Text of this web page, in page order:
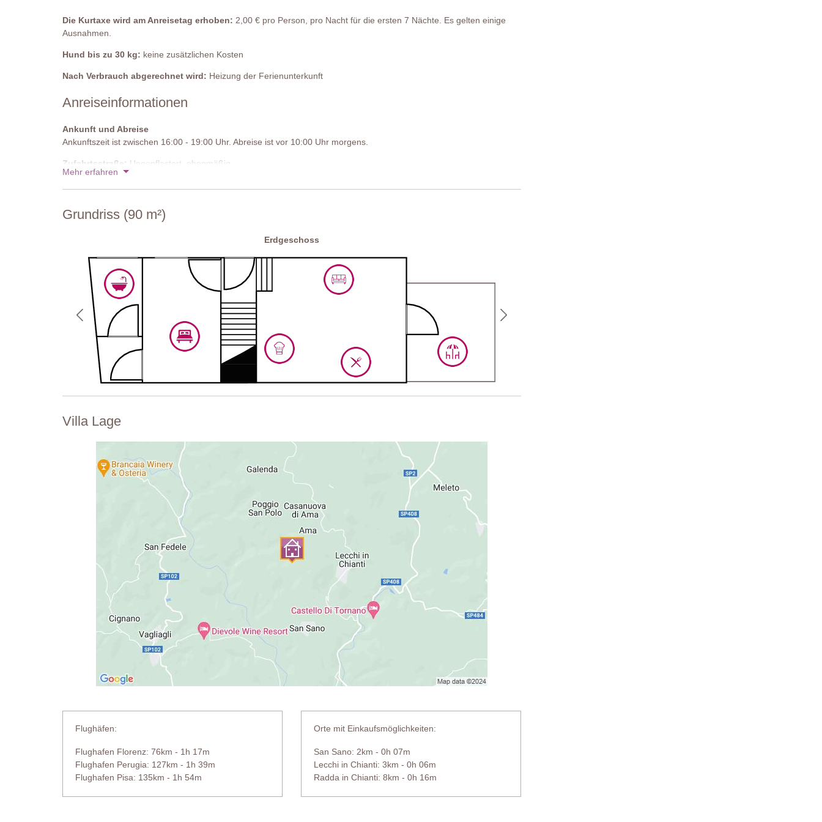
Die Kurtaxe wird am Anreisetag erhoben: 2,00 € pro Person, pro Nacht für die ersten 7 Nächte. Es gelten einige
Ausnahmen.
Hund bis zu 30 kg: keine zusätzlichen Kosten
Nach Verbrauch abgerechnet wird: Heizung der Ferienunterkunft
Anreiseinformationen
Ankunft und Abreise
Ankunftszeit ist zwischen 16:00 - 19:00 Uhr. Abreise ist vor 10:00 Uhr morgens.
Zufahrtsstraße: Ungepflastert, ebenmäßig
Mehr erfahren
Grundriss (90 m²)
Erdgeschoss
Villa Lage
Flughäfen:
Flughafen Florenz: 76km - 1h 17m
Flughafen Perugia: 127km - 1h 39m
Flughafen Pisa: 135km - 1h 54m
Orte mit Einkaufsmöglichkeiten:
San Sano: 2km - 0h 07m
Lecchi in Chianti: 3km - 0h 06m
Radda in Chianti: 8km - 0h 16m